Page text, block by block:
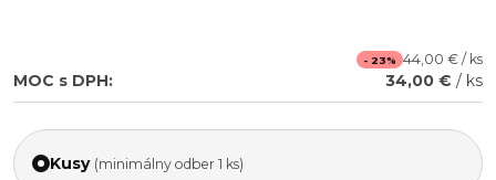
- 23% 44,00 € / ks
MOC s DPH: 34,00 € / ks
Kusy (minimálny odber 1 ks)